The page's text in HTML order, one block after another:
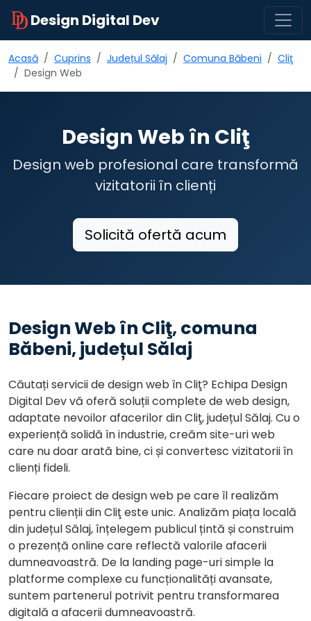
Design Digital Dev
Acasă Cuprins Județul Sălaj Comuna Băbeni
Cliţ
Design Web
Design Web în Cliţ
Design web profesional care transformă
vizitatorii în clienți
Solicită ofertă acum
Design Web în Cliţ, comuna
Băbeni, județul Sălaj
Căutați servicii de design web în Cliţ? Echipa Design
Digital Dev vă oferă soluții complete de web design,
adaptate nevoilor afacerilor din Cliţ, județul Sălaj. Cu o
experiență solidă în industrie, creăm site-uri web
care nu doar arată bine, ci și convertesc vizitatorii în
clienți fideli.
Fiecare proiect de design web pe care îl realizăm
pentru clienții din Cliţ este unic. Analizăm piața locală
din județul Sălaj, înțelegem publicul țintă și construim
o prezență online care reflectă valorile afacerii
dumneavoastră. De la landing page-uri simple la
platforme complexe cu funcționalități avansate,
suntem partenerul potrivit pentru transformarea
digitală a afacerii dumneavoastră.